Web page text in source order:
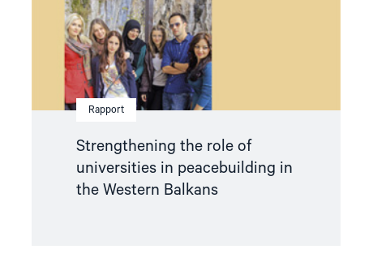
Rapport
Strengthening the role of
universities in peacebuilding in
the Western Balkans
in
the
Western
Balkans"